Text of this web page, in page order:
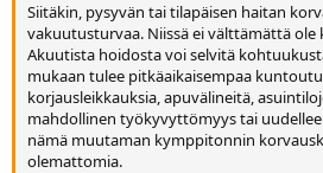
Siitäkin, pysyvän tai tilapäisen haitan
vakuutusturvaa. Niissä ei välttämättä ole
Akuutista hoidosta voi selvitä
mukaan tulee pitkäaikaisempaa
korjausleikkauksia, apuvälineitä,
mahdollinen työkyvyttömyys tai
nämä muutaman kymppitonnin
olemattomia.